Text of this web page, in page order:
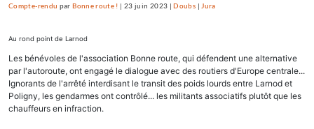
Compte-rendu par Bonne route ! 23 juin 2023 Doubs |Jura
Au rond point de Larnod
Les bénévoles de l'association Bonne route, qui défendent une alternative
par l'autoroute, ont engagé le dialogue avec des routiers d'Europe centrale...
Ignorants de l'arrêté interdisant le transit des poids lourds entre Larnod et
Poligny, les gendarmes ont contrôlé... les militants associatifs plutôt que les
chauffeurs en infraction.